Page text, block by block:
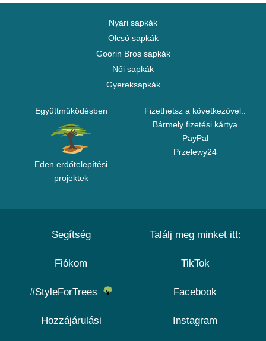
Nyári sapkák
Olcsó sapkák
Goorin Bros sapkák
Női sapkák
Gyereksapkák
Együttműködésben
Eden erdőtelepítési
projektek
Fizethetsz a következővel::
Bármely fizetési kártya
PayPal
Przelewy24
Segítség
Fiókom
#StyleForTrees
Hozzájárulási
Találj meg minket itt:
TikTok
Facebook
Instagram